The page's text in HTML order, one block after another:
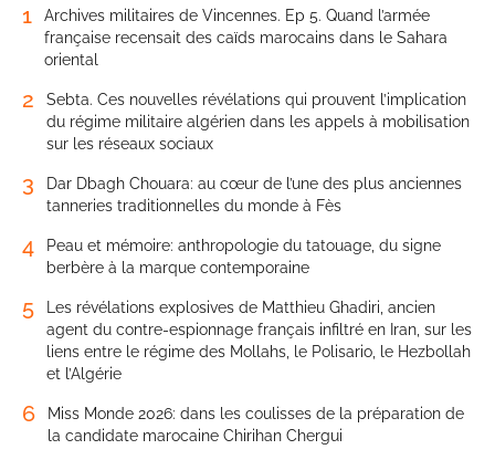
1
Archives militaires de Vincennes. Ep 5. Quand l’armée
française recensait des caïds marocains dans le Sahara
oriental
2
Sebta. Ces nouvelles révélations qui prouvent l’implication
du régime militaire algérien dans les appels à mobilisation
sur les réseaux sociaux
3
Dar Dbagh Chouara: au cœur de l’une des plus anciennes
tanneries traditionnelles du monde à Fès
4
Peau et mémoire: anthropologie du tatouage, du signe
berbère à la marque contemporaine
5
Les révélations explosives de Matthieu Ghadiri, ancien
agent du contre-espionnage français infiltré en Iran, sur les
liens entre le régime des Mollahs, le Polisario, le Hezbollah
et l’Algérie
6
Miss Monde 2026: dans les coulisses de la préparation de
la candidate marocaine Chirihan Chergui